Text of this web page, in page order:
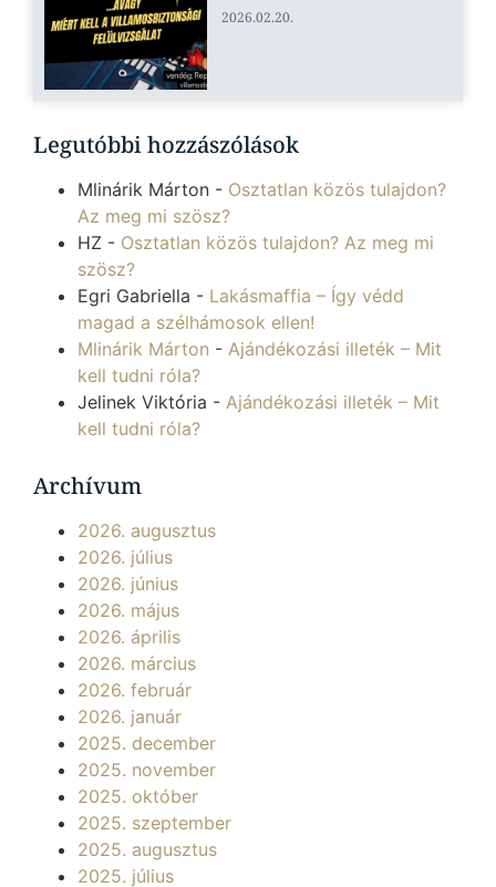
2026.02.20.
Legutóbbi hozzászólások
Mlinárik Márton - Osztatlan közös tulajdon?
Az meg mi szösz?
HZ - Osztatlan közös tulajdon? Az meg mi
szösz?
Egri Gabriella - Lakásmaffia – Így védd
magad a szélhámosok ellen!
Mlinárik Márton - Ajándékozási illeték – Mit
kell tudni róla?
Jelinek Viktória - Ajándékozási illeték – Mit
kell tudni róla?
Archívum
2026. augusztus
2026. július
2026. június
2026. május
2026. április
2026. március
2026. február
2026. január
2025. december
2025. november
2025. október
2025. szeptember
2025. augusztus
2025. július